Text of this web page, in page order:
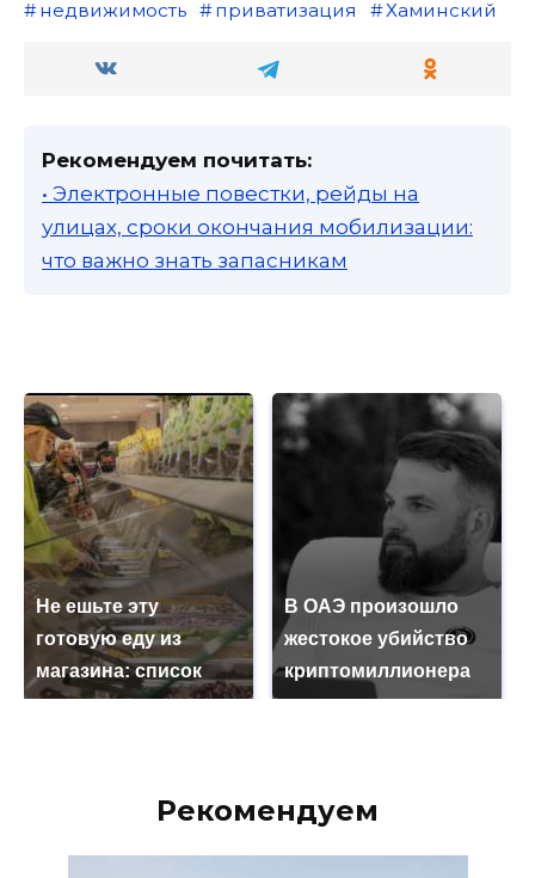
недвижимость
приватизация Хаминский
Рекомендуем почитать:
• Электронные повестки, рейды на
улицах, сроки окончания мобилизации:
что важно знать запасникам
Не ешьте эту
готовую еду из
магазина: список
В ОАЭ произошло
жестокое убийство
криптомиллионера
Рекомендуем